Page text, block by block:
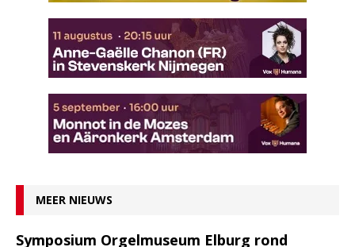
MEER NIEUWS
Symposium Orgelmuseum Elburg rond